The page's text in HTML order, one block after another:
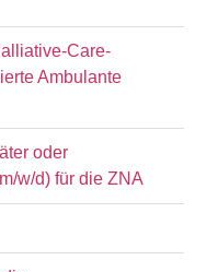
Care-
Ambulante
oder
w/d) für die ZNA